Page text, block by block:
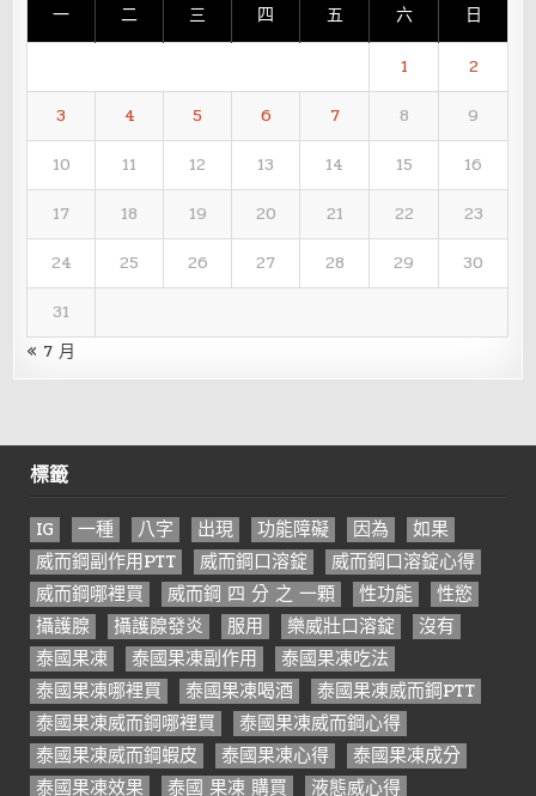
一 二 三 四 五 六 日
1
2
3
4 5 6 7 8
9
10
11 12 13 14 15
16
17
18 19 20 21 22
23
24
25 26 27 28 29
30
31
« 7 月
標籤
IG 一種 八字 出現 功能障礙 因為
如果
威而鋼副作用PTT
威而鋼口溶錠
威而鋼口溶錠心得
威而鋼哪裡買
威而鋼 四 分 之 一顆 性功能
性慾
攝護腺
攝護腺發炎 服用 樂威壯口溶錠
沒有
泰國果凍
泰國果凍副作用
泰國果凍吃法
泰國果凍哪裡買
泰國果凍喝酒
泰國果凍威而鋼PTT
泰國果凍威而鋼哪裡買
泰國果凍威而鋼心得
泰國果凍威而鋼蝦皮
泰國果凍心得
泰國果凍成分
泰國果凍效果
泰國 果凍 購買
液態威心得